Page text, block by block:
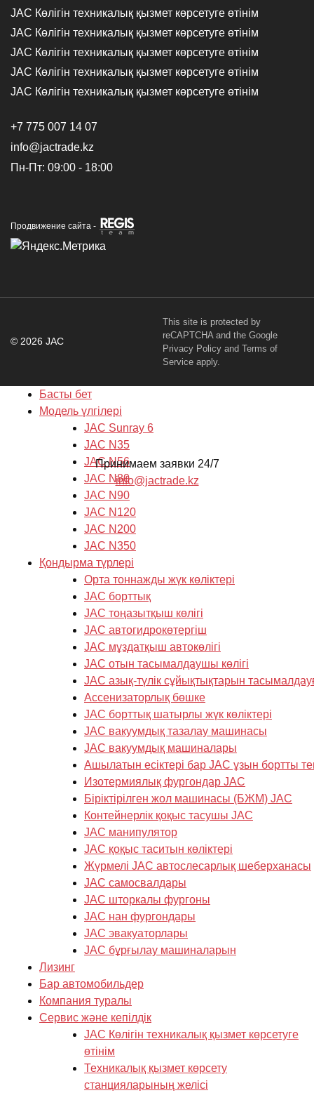
JAC Көлігін техникалық қызмет көрсетуге өтінім
JAC Көлігін техникалық қызмет көрсетуге өтінім
JAC Көлігін техникалық қызмет көрсетуге өтінім
JAC Көлігін техникалық қызмет көрсетуге өтінім
JAC Көлігін техникалық қызмет көрсетуге өтінім
+7 775 007 14 07
info@jactrade.kz
Пн-Пт: 09:00 - 18:00
Продвижение сайта -
© 2026 JAC
This site is protected by
reCAPTCHA and the Google
Privacy Policy and Terms of
Service apply.
Басты бет
Модель үлгілері
JAC Sunray 6
JAC N35
JAC N56
JAC N80
JAC N90
JAC N120
JAC N200
JAC N350
Қондырма түрлері
Орта тоннажды жүк көліктері
JAC борттық
JAC тоңазытқыш көлігі
JAC автогидрокөтергіш
JAC мұздатқыш автокөлігі
JAC отын тасымалдаушы көлігі
JAC азық-түлік сұйықтықтарын
Ассенизаторлық бөшке
JAC борттық шатырлы жүк көліктері
JAC вакуумдық тазалау машинасы
JAC вакуумдық машиналары
Ашылатын есіктері бар JAC ұзын бортты
Изотермиялық фургондар JAC
Біріктірілген жол машинасы (БЖМ) JAC
Контейнерлік қоқыс тасушы JAC
JAC манипулятор
JAC қоқыс таситын көліктері
Жүрмелі JAC автослесарлық шеберханасы
JAC самосвалдары
JAC шторкалы фургоны
JAC нан фургондары
JAC эвакуаторлары
JAC бұрғылау машиналарын
Лизинг
Бар автомобильдер
Компания туралы
Cервис және кепілдік
JAC Көлігін техникалық қызмет көрсетуге
өтінім
Техникалық қызмет көрсету
станцияларының желісі
Принимаем заявки 24/7
info@jactrade.kz